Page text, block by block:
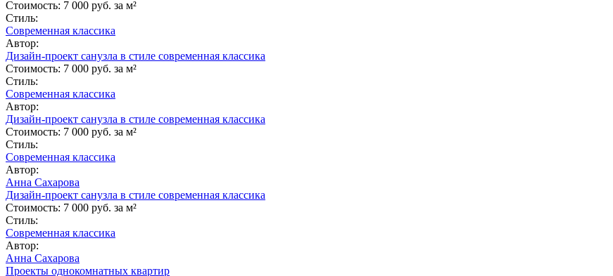
Стоимость: 7 000 руб. за м²
Стиль:
Современная классика
Автор:
Дизайн-проект санузла в стиле современная классика
Стоимость: 7 000 руб. за м²
Стиль:
Современная классика
Автор:
Дизайн-проект санузла в стиле современная классика
Стоимость: 7 000 руб. за м²
Стиль:
Современная классика
Автор:
Анна Сахарова
Дизайн-проект санузла в стиле современная классика
Стоимость: 7 000 руб. за м²
Стиль:
Современная классика
Автор:
Анна Сахарова
Проекты однокомнатных квартир